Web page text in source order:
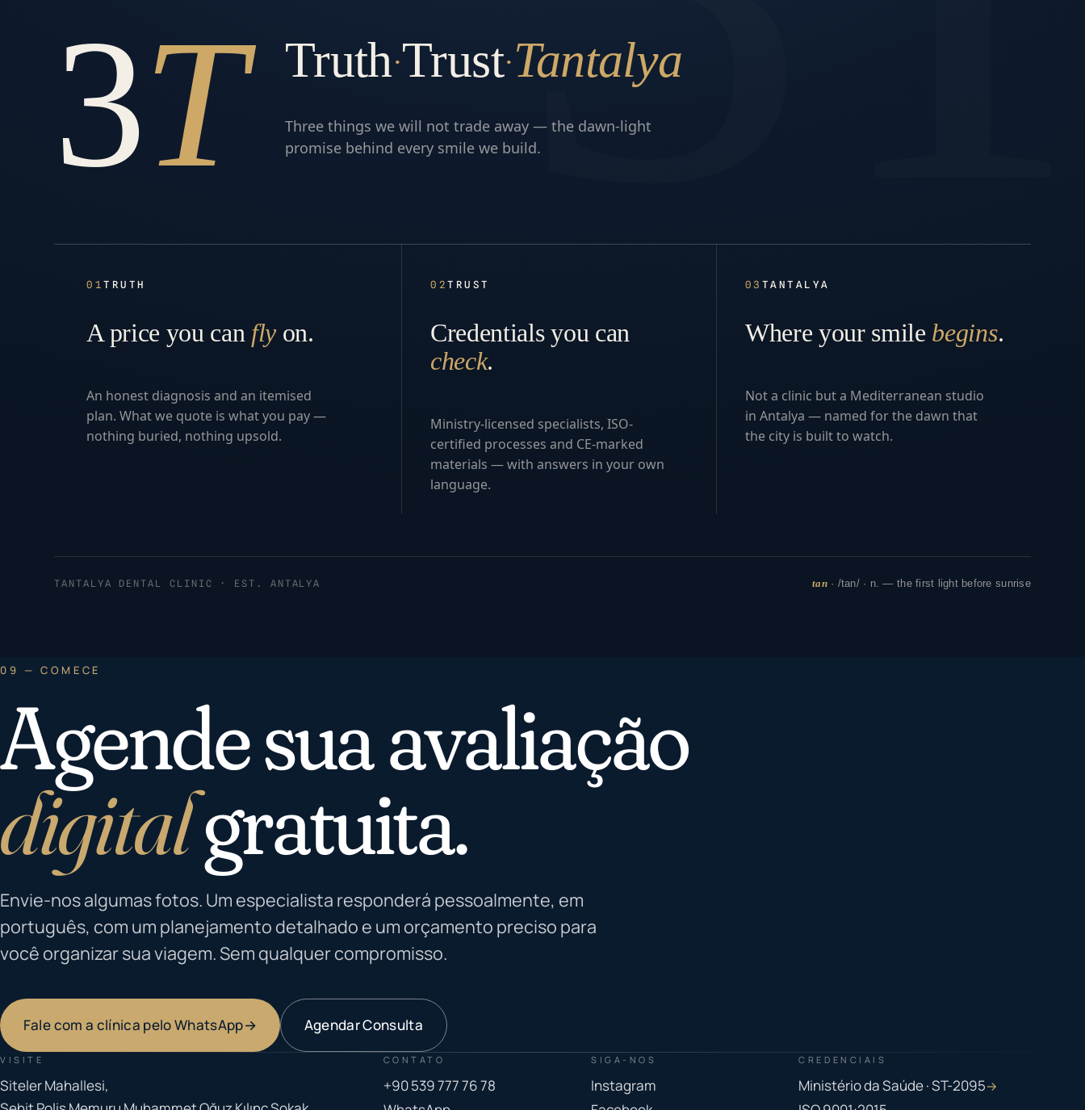
3T Truth·Trust·Tantalya
Three things we will not trade away — the dawn-light
promise behind every smile we build.
01TRUTH
A price you can flyon.
An honest diagnosis and an itemised
plan. What we quote is what you pay —
nothing buried, nothing upsold.
02 TRUST
Credentials you can
check.
Ministry-licensed specialists, ISO-
certified processes and CE-marked
materials — with answers in your own
language.
03 TANTALYA
Where your smile begins.
Not a clinic but a Mediterranean studio
in Antalya — named for the dawn that
the city is built to watch.
TANTALYA DENTAL CLINIC · EST. ANTALYA tan· /tan/ · n. — the first light before sunrise
09 — COMECE
Agende sua avaliação
digitalgratuita.
Envie-nos algumas fotos. Um especialista responderá pessoalmente, em
português, com um planejamento detalhado e um orçamento preciso para
você organizar sua viagem. Sem qualquer compromisso.
Fale com a clínica pelo WhatsApp→ Agendar Consulta
VISITE
Siteler Mahallesi,
CONTATO
+90 539 777 76 78
SIGA-NOS
Instagram
CREDENCIAIS
Ministério da Saúde · ST-2095→